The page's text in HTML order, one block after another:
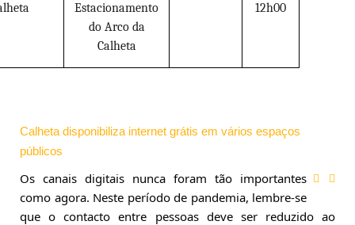
Estacionamento
do Arco da
Calheta
12h00
Calheta disponibiliza internet grátis em vários espaços
públicos
Os canais digitais nunca foram tão importantes
como agora. Neste período de pandemia, lembre-se
que o contacto entre pessoas deve ser reduzido ao